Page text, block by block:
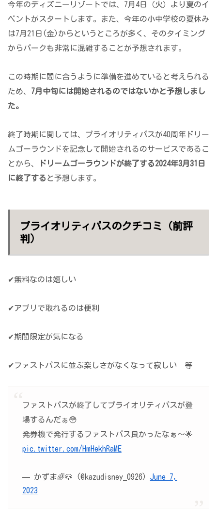
今年のディズニーリゾートでは、7月4日（火）より夏のイ
ベントがスタートします。また、今年の小中学校の夏休み
は7月21日(金)からというところが多く、そのタイミング
からパークも非常に混雑することが予想されます。
この時期に間に合うように準備を進めていると考えられる
ため、 7月中旬には開始されるのではないかと予想しまし
た。
終了時期に関しては、プライオリティパスが40周年ドリー
ムゴーラウンドを記念して開始されるのサービスであるこ
とから、
ドリームゴーラウンドが終了する2024年3月31日
に終了する と予想します。
プライオリティパスのクチコミ（前評
判）
✔無料なのは嬉しい
✔アプリで取れるのは便利
✔期間限定が気になる
✔ファストパスに並ぶ楽しさがなくなって寂しい 等
ファストパスが終了してプライオリティパスが登
場するんだぁ😳
発券機で発行するファストパス良かったなぁ〜🌟
pic.twitter.com/HmHekhRaME
— かずま🌈🐶 (@kazudisney_0926) June 7,
2023